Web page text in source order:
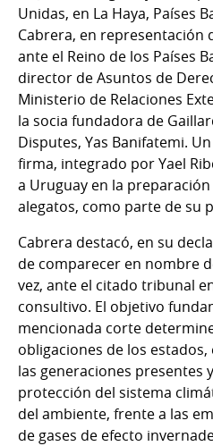
Unidas, en La Haya, Países
Cabrera, en representación
ante el Reino de los Países
director de Asuntos de
Ministerio de Relaciones
la socia fundadora de
Disputes, Yas Banifatemi.
firma, integrado por Yael
a Uruguay en la
alegatos, como parte de su
Cabrera destacó, en su
de comparecer en nombre
vez, ante el citado tribunal
consultivo. El objetivo
mencionada corte
obligaciones de los
las generaciones presentes
protección del sistema
del ambiente, frente a las
de gases de efecto